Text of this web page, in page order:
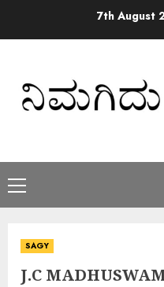
7th August
SAGY
J.C